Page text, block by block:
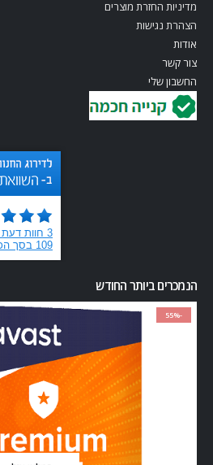
מדיניות החזרת מוצרים
הצהרת נגישות
אודות
צור קשר
החשבון שלי
הנמכרים ביותר החודש
-55%